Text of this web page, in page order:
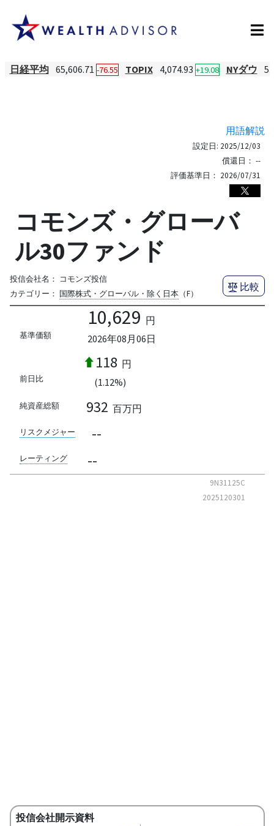
日経平均 65,606.71 -76.55 TOPIX 4,074.93 +19.08 NYダウ
用語解説
設定日: 2025/12/03
償還日： --
評価基準日： 2026/07/31
コモンズ・グローバ
ル30ファンド
投信会社名： コモンズ投信
カテゴリー： 国際株式・グローバル・除く日本（F）
比較
基準価額
10,629 円
2026年08月06日
前日比
118 円
(1.12%)
純資産総額 932 百万円
リスクメジャー --
レーティング --
9N31125C
2025120301
投信会社開示資料